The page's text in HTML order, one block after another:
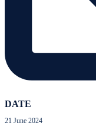
DATE
21 June 2024